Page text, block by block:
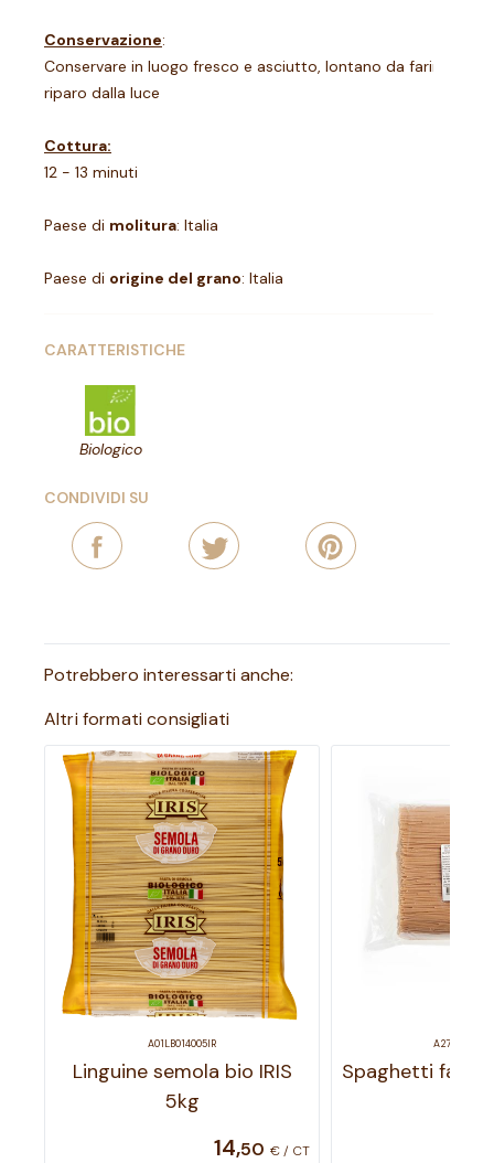
Conservazione:
Conservare in luogo fresco e asciutto, lontano da farine, riso
riparo dalla luce
Cottura:
12 - 13 minuti
Paese di molitura: Italia
Paese di origine del grano: Italia
CARATTERISTICHE
Biologico
CONDIVIDI SU
Potrebbero interessarti anche:
Altri formati consigliati
A01LB014005IR
Linguine semola bio IRIS
5kg
14,50 € / CT
Spaghetti farro